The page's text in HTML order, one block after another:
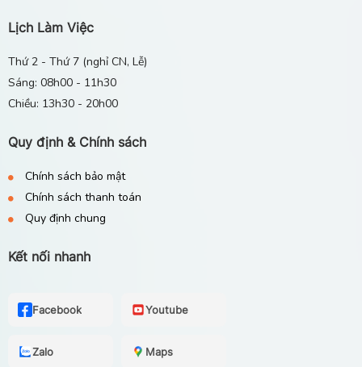
Lịch Làm Việc
Thứ 2 - Thứ 7 (nghỉ CN, Lễ)
Sáng: 08h00 - 11h30
Chiều: 13h30 - 20h00
Quy định & Chính sách
Chính sách bảo mật
Chính sách thanh toán
Quy định chung
Kết nối nhanh
Facebook Youtube
Zalo Maps